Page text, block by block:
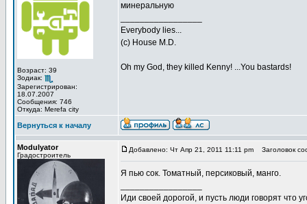
Возраст: 39
Зодиак:
Зарегистрирован:
18.07.2007
Сообщения: 746
Откуда: Merefa city
минеральную
Everybody lies...
(с) House M.D.
Oh my God, they killed Kenny! ...You bastards!
Вернуться к началу
Modulyator
Градостроитель
Добавлено: Чт Апр 21, 2011 11:11 pm Заголовок
Я пью сок. Томатный, персиковый, манго.
Иди своей дорогой, и пусть люди говорят что